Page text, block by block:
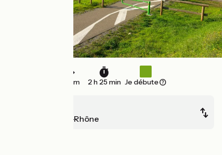
37 km 2 h 25 min Je débute
Tournon-sur-Rhône